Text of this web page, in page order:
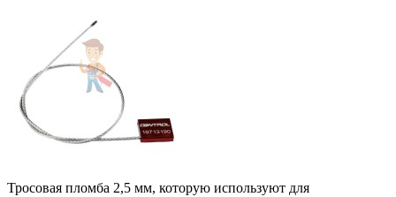
Тросовая пломба 2,5 мм, которую используют для